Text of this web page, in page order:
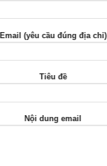
Email (yêu cầu đúng địa chỉ)
Tiêu đề
Nội dung email